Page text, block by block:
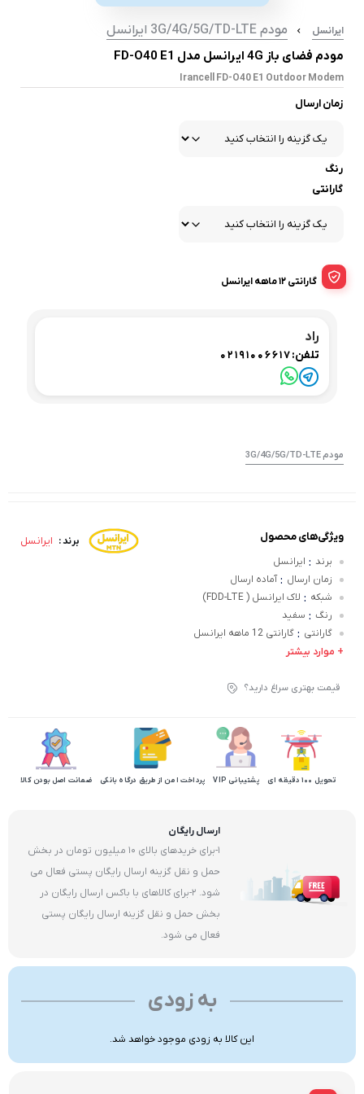
ایرانسل
مودم 3G/4G/5G/TD-LTE ایرانسل
مودم فضای باز 4G ایرانسل مدل FD-O40 E1
Irancell FD-O40 E1 Outdoor Modem
زمان ارسال
رنگ
گارانتی
گارانتی 12 ماهه ایرانسل
راد
تلفن:02191006617
مودم 3G/4G/5G/TD-LTE
برند : ایرانسل ویژگی‌های محصول
برند : ایرانسل
زمان ارسال : آماده ارسال
شبکه : لاک ایرانسل ( FDD-LTE)
رنگ : سفید
گارانتی : گارانتی 12 ماهه ایرانسل
+ موارد بیشتر
قیمت بهتری سراغ دارید؟
تحویل 100 دقیقه ای پشتیبانی VIP پرداخت امن از طریق درگاه بانکی ضمانت اصل بودن کالا
ارسال رایگان
1-برای خریدهای بالای 10 میلیون تومان در بخش
حمل و نقل گزینه ارسال رایگان پستی فعال می
شود. 2-برای کالاهای با باکس ارسال رایگان در
بخش حمل و نقل گزینه ارسال رایگان پستی
فعال می شود.
به زودی
این کالا به زودی موجود خواهد شد.